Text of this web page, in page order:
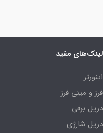
لینک‌های مفید
اینورتر
فرز و مینی فرز
دریل برقی
دریل شارژی